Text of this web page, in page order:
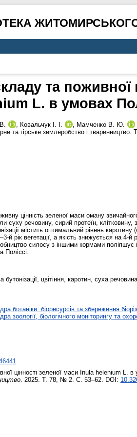
та
L. в умовах
, Ковальчук І. І. , Мамченко В. Ю.
та гірське землеробство і
цінність зеленої маси оману
речовину, сирий протеїн, клітковину,
містить оптимальний рівень
вегетації, а якість знижується на 4-й
силосу з іншими кормами поліпшує
цвітіння, каротин, суха
ботаніки, біоресурсів та збереження
зоології, біологічного моніторингу та
цінності зеленої маси Inula helenium L.
. 2025. Т. 78, № 2. С. 53–62. DOI: